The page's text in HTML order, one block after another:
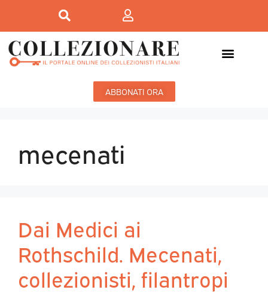
ABBONATI ORA
mecenati
Dai Medici ai
Rothschild. Mecenati,
collezionisti, filantropi